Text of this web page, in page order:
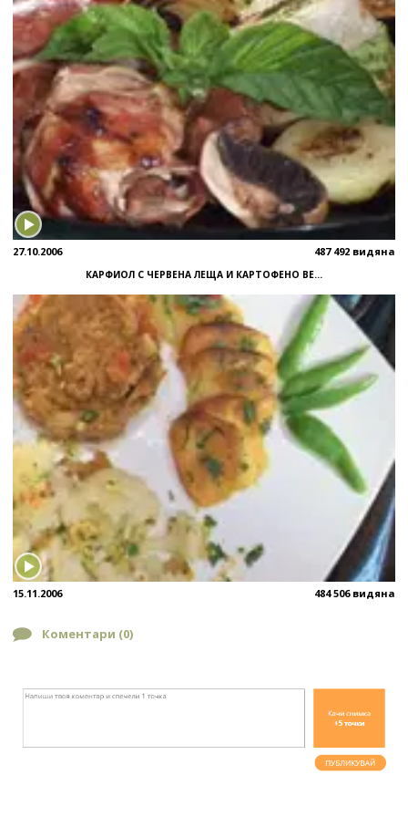
27.10.2006 487 492 видяна
КАРФИОЛ С ЧЕРВЕНА ЛЕЩА И КАРТОФЕНО ВЕ...
15.11.2006 484 506 видяна
Коментари (0)